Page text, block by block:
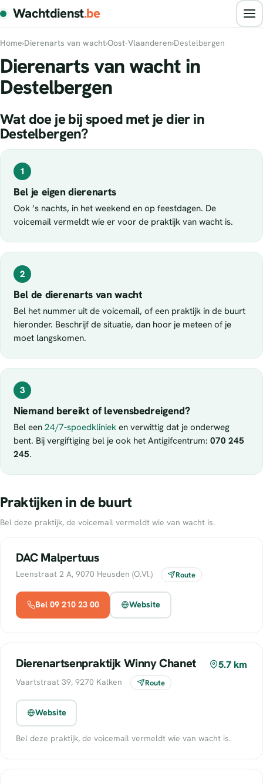
Wachtdienst.be
Home›Dierenarts van wacht›Oost-Vlaanderen›Destelbergen
Dierenarts van wacht in
Destelbergen
Wat doe je bij spoed met je dier in
Destelbergen?
1
Bel je eigen dierenarts
Ook ’s nachts, in het weekend en op feestdagen. De
voicemail vermeldt wie er voor de praktijk van wacht is.
2
Bel de dierenarts van wacht
Bel het nummer uit de voicemail, of een praktijk in de buurt
hieronder. Beschrijf de situatie, dan hoor je meteen of je
moet langskomen.
3
Niemand bereikt of levensbedreigend?
Bel een 24/7-spoedkliniek en verwittig dat je onderweg
bent. Bij vergiftiging bel je ook het Antigifcentrum: 070 245
245.
Praktijken in de buurt
Bel deze praktijk, de voicemail vermeldt wie van wacht is.
DAC Malpertuus
Leenstraat 2 A, 9070 Heusden (O.Vl.) Route
Bel 09 210 23 00 Website
Dierenartsenpraktijk Winny Chanet 5.7 km
Vaartstraat 39, 9270 Kalken Route
Website
Bel deze praktijk, de voicemail vermeldt wie van wacht is.